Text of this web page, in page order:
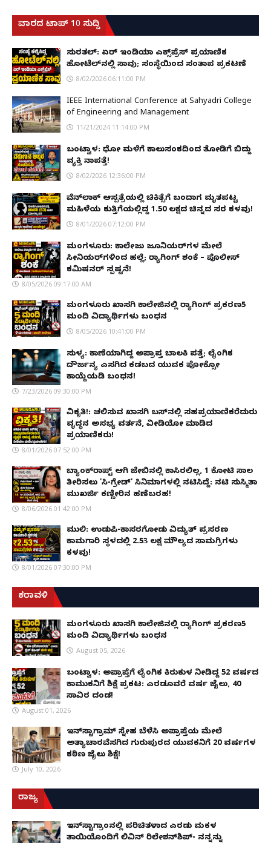
ವಾರದ ಟಾಪ್ 10 ಸುದ್ದಿ
ಸುರತ್ಕಲ್: ಏರ್ ಇಂಡಿಯಾ ಎಕ್ಸ್‌ಪ್ರೆಸ್ ಪ್ರಯಾಣಿಕ
ಹೋಟೆಲ್‌ನಲ್ಲಿ ಸಾವು; ಸಂಸ್ಥೆಯಿಂದ ಸಂತಾಪ ಪ್ರಕಟಣೆ
8/02/2026 06:11:00 PM
IEEE International Conference at Sahyadri College
of Engineering and Management
11/21/2024 11:14:00 PM
ಬಂಟ್ವಾಳ: ಧೋ ಮಳೆಗೆ ಕಾಲುಸಂಕದಿಂದ ತೋಡಿಗೆ ಬಿದ್ದು
ವ್ಯಕ್ತಿ ನಾಪತ್ತೆ!
8/02/2026 12:36:00 PM
ವೆನ್‌ಲಾಕ್ ಆಸ್ಪತ್ರೆಯಲ್ಲಿ ಚಿಕಿತ್ಸೆಗೆ ಬಂದಾಗ ಮೃತಪಟ್ಟ
ಮಹಿಳೆಯ ಕುತ್ತಿಗೆಯಲ್ಲಿದ್ದ ₹1.50 ಲಕ್ಷದ ಚಿನ್ನದ ಸರ ಕಳವು!
8/01/2026 07:12:00 PM
ಮಂಗಳೂರು: ಕಾಲೇಜು ಜೂನಿಯರ್‌ಗಳ ಮೇಲೆ
ಸೀನಿಯರ್‌ಗಳಿಂದ ಹಲ್ಲೆ; ರ‌್ಯಾಗಿಂಗ್ ಶಂಕೆ – ಪೊಲೀಸ್
ಕಮಿಷನರ್ ಸ್ಪಷ್ಟನೆ!
8/05/2026 09:17:00 AM
ಮಂಗಳೂರು ಖಾಸಗಿ ಕಾಲೇಜಿನಲ್ಲಿ ರ‌್ಯಾಗಿಂಗ್ ಪ್ರಕರಣ5
ಮಂದಿ ವಿದ್ಯಾರ್ಥಿಗಳು ಬಂಧನ
8/05/2026 10:41:00 PM
ಸುಳ್ಯ: ಕಾಣೆಯಾಗಿದ್ದ ಅಪ್ರಾಪ್ತ ಬಾಲಕಿ ಪತ್ತೆ; ಲೈಂಗಿಕ
ದೌರ್ಜನ್ಯ ಎಸಗಿದ ಕಡಬದ ಯುವಕ ಪೋಕ್ಸೋ
ಕಾಯ್ದೆಯಡಿ ಬಂಧನ!
7/23/2026 09:30:00 PM
ವಿಕೃತಿ!: ಚಲಿಸುವ ಖಾಸಗಿ ಬಸ್‌ನಲ್ಲಿ ಸಹಪ್ರಯಾಣಿಕರೆದುರು
ವೃದ್ಧನ ಅಸಭ್ಯ ವರ್ತನೆ, ವೀಡಿಯೋ ಮಾಡಿದ
ಪ್ರಯಾಣಿಕರು!
8/01/2026 07:52:00 PM
ಬ್ಯಾಂಕ್‌ರಾಪ್ಟ್‌ ಆಗಿ ಜೇಬಿನಲ್ಲಿ ಕಾಸಿರಲಿಲ್ಲ, ₹1 ಕೋಟಿ ಸಾಲ
ತೀರಿಸಲು 'ಸಿ-ಗ್ರೇಡ್' ಸಿನಿಮಾಗಳಲ್ಲಿ ನಟಿಸಿದ್ದೆ: ನಟಿ ಸುಸ್ಮಿತಾ
ಮುಖರ್ಜಿ ಕಣ್ಣೀರಿನ ಹಣೆಬರಹ!
8/06/2026 01:42:00 PM
ಮುಲ್ಕಿ: ಉಡುಪಿ-ಕಾಸರಗೋಡು ವಿದ್ಯುತ್ ಪ್ರಸರಣ
ಕಾಮಗಾರಿ ಸ್ಥಳದಲ್ಲಿ ₹2.53 ಲಕ್ಷ ಮೌಲ್ಯದ ಸಾಮಗ್ರಿಗಳು
ಕಳವು!
8/01/2026 07:30:00 PM
ಕರಾವಳಿ
ಮಂಗಳೂರು ಖಾಸಗಿ ಕಾಲೇಜಿನಲ್ಲಿ ರ‌್ಯಾಗಿಂಗ್ ಪ್ರಕರಣ5
ಮಂದಿ ವಿದ್ಯಾರ್ಥಿಗಳು ಬಂಧನ
August 05, 2026
ಬಂಟ್ವಾಳ: ಅಪ್ರಾಪ್ತೆಗೆ ಲೈಂಗಿಕ ಕಿರುಕುಳ ನೀಡಿದ್ದ 52 ವರ್ಷದ
ಕಾಮುಕನಿಗೆ ಶಿಕ್ಷೆ ಪ್ರಕಟ: ಎರಡೂವರೆ ವರ್ಷ ಜೈಲು, ₹40
ಸಾವಿರ ದಂಡ!
August 01, 2026
ಇನ್‌ಸ್ಟಾಗ್ರಾಮ್ ಸ್ನೇಹ ಬೆಳೆಸಿ ಅಪ್ರಾಪ್ತೆಯ ಮೇಲೆ
ಅತ್ಯಾಚಾರವೆಸಗಿದ ಗುರುಪುರದ ಯುವಕನಿಗೆ 20 ವರ್ಷಗಳ
ಕಠಿಣ ಜೈಲು ಶಿಕ್ಷೆ!
July 10, 2026
ರಾಜ್ಯ
ಇನ್​ಸ್ಟಾಗ್ರಾಂನಲ್ಲಿ ಪರಿಚಿತಳಾದ ಎರಡು ಮಕ್ಕಳ
ತಾಯಿಯೊಂದಿಗೆ ಲಿವಿನ್ ರಿಲೇಶನ್​ಶಿಪ್- ನನ್ನನ್ನು